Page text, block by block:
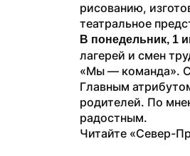
рисованию,
театральное
В понедельник, 1
лагерей и смен
«Мы — команда».
Главным
родителей. По
радостным.
Читайте «Север-